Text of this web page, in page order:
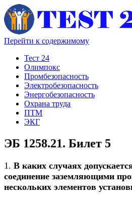
Перейти к содержимому
Тест 24
Олимпокс
Промбезопасность
Электробезопасность
Энергобезопасность
Охрана труда
ПТМ
ЭКГ
ЭБ 1258.21. Билет 5
1. В каких случаях
соединение заземляющими
нескольких элементов